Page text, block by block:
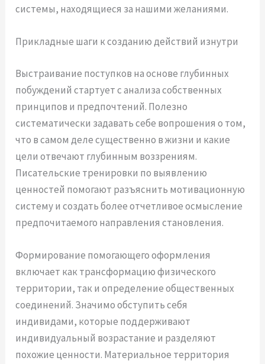
системы, находящиеся за нашими желаниями.
Прикладные шаги к созданию действий изнутри
Выстраивание поступков на основе глубинных
побуждений стартует с анализа собственных
принципов и предпочтений. Полезно
систематически задавать себе вопрошения о том,
что в самом деле существенно в жизни и какие
цели отвечают глубинным воззрениям.
Писательские тренировки по выявлению
ценностей помогают разъяснить мотивационную
систему и создать более отчетливое осмысление
предпочитаемого направления становления.
Формирование помогающего оформления
включает как трансформацию физического
территории, так и определение общественных
соединений. Значимо обступить себя
индивидами, которые поддерживают
индивидуальный возрастание и разделяют
похожие ценности. Материальное территория